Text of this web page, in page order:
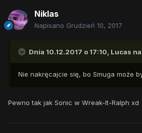
Niklas
Napisano Grudzień 10, 2017
Dnia 10.12.2017 o 17:10, Lucas
Nie nakręcajcie się, bo Smuga może
Pewno tak jak Sonic w Wreak-It-Ralph xd